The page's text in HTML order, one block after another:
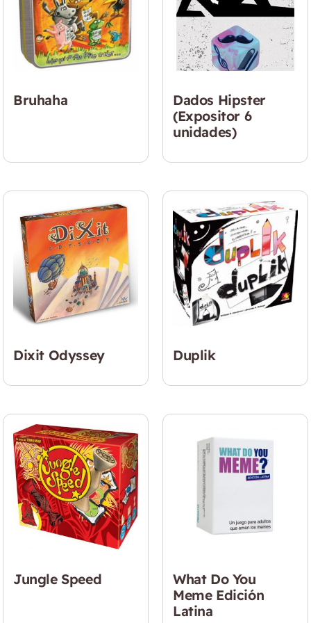
Bruhaha
Dados Hipster
(Expositor 6
unidades)
Dixit Odyssey Duplik
Jungle Speed
What Do You
Meme Edición
Latina